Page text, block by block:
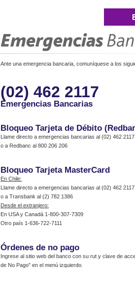
Ante una emergencia bancaria, comuníquese a los
(02) 462 2117
Emergencias Bancarias
Bloqueo Tarjeta de Débito
Llame directo a emergencias bancarias al (02) 462 2117
o a Redbanc al 800 206 206
Bloqueo Tarjeta MasterCard
En Chile:
Llame directo a emergencias bancarias al (02) 462 2117
o a Transbank al (2) 782 1386
Desde el extranjero:
En USA y Canadá 1-800-307-7309
Otro país 1-636-722-7111
Órdenes de no pago
Ingrese al sitio web del banco con su rut y clave de
de No Pago” en el menú izquierdo.